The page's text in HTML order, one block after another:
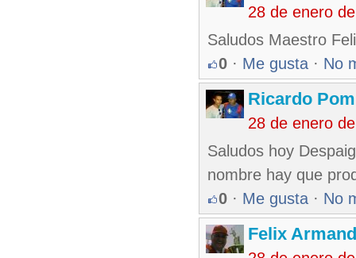
28 de enero
Saludos Maestro
0 · Me gusta · No
Ricardo
28 de enero
Saludos hoy
nombre hay que
0 · Me gusta · No
Felix